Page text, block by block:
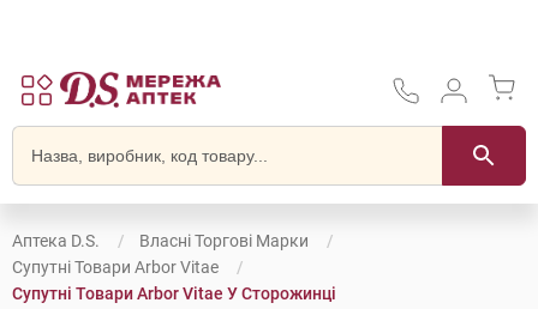
Аптека D.S.
Власні Торгові Марки
Супутні Товари Arbor Vitae
Супутні Товари Arbor Vitae У Сторожинці